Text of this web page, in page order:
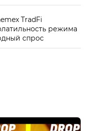
TradFi
режима
спрос